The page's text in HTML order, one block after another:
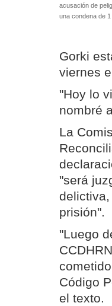
acusación de
una condena de
Gorki
viernes
"Hoy lo
nombré
La
"será
prisión".
"Luego
Código
el texto.